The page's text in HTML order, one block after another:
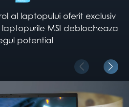
al laptopului oferit exclusiv
laptopurile MSI deblocheaza
potential